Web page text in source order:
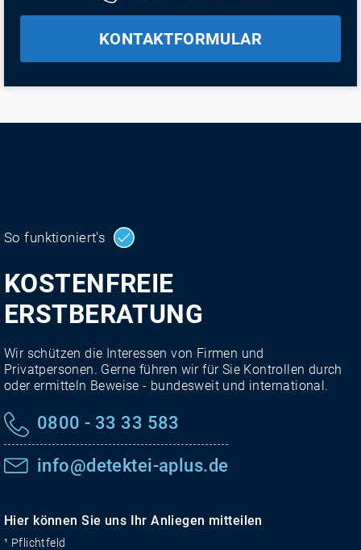
KONTAKTFORMULAR
So funktioniert's
KOSTENFREIE
ERSTBERATUNG
Wir schützen die Interessen von Firmen und
Privatpersonen. Gerne führen wir für Sie Kontrollen durch
oder ermitteln Beweise - bundesweit und international.
0800 - 33 33 583
info@detektei-aplus.de
Hier können Sie uns Ihr Anliegen mitteilen
¹ Pflichtfeld